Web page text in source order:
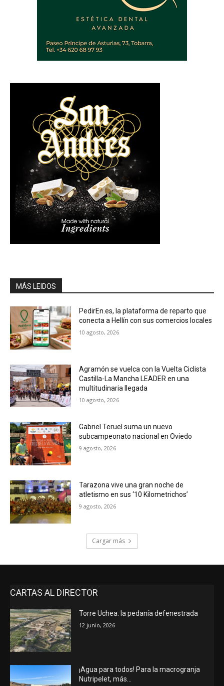
MÁS LEIDOS
PedirEn.es, la plataforma de reparto que
conecta a Hellín con sus comercios locales
10 agosto, 2026
Agramón se vuelca con la Vuelta Ciclista
Castilla-La Mancha LEADER en una
multitudinaria llegada
10 agosto, 2026
Gabriel Teruel suma un nuevo
subcampeonato nacional en Oviedo
9 agosto, 2026
Tarazona vive una gran noche de
atletismo en sus ‘10 Kilometrichos’
9 agosto, 2026
Cargar más
CARTAS AL DIRECTOR
Torre Uchea: la pedanía defenestrada
12 junio, 2026
¡Agua para todos! Para la macrogranja
Nutripelet, más…